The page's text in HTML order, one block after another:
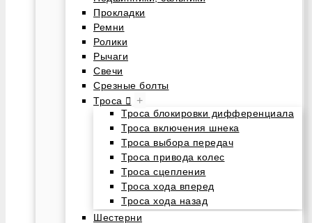
Прокладки
Ремни
Ролики
Рычаги
Свечи
Срезные болты
Троса
+
Троса блокировки дифференциала
Троса включения шнека
Троса выбора передач
Троса привода колес
Троса сцепления
Троса хода вперед
Троса хода назад
Шестерни